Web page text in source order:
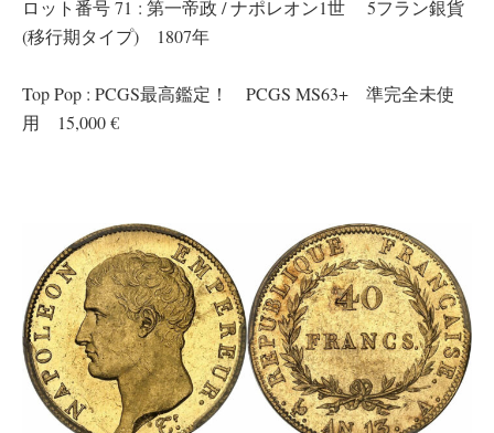
ロット番号 71 : 第一帝政 / ナポレオン1世 5フラン銀貨
(移行期タイプ) 1807年
Top Pop : PCGS最高鑑定！ PCGS MS63+ 準完全未使
用 15,000 €